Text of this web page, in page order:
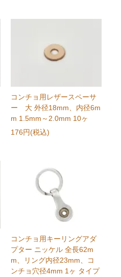
コンチョ用レザースペーサ
ー 大 外径18mm、内径6m
m 1.5mm～2.0mm 10ヶ
176円(税込)
コンチョ用キーリングアダ
プター ニッケル 全長62m
m、リング内径23mm、コ
ンチョ穴径4mm 1ヶ タイプ